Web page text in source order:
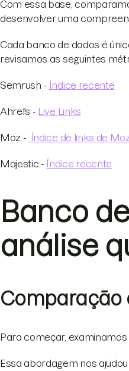
Com essa base,
desenvolver uma
Cada banco de dados é
revisamos as seguintes
Semrush - Índice recente
Ahrefs - Live Links
Moz - Índice de links de
Majestic - Índice recente
Banco
análise
Comparação
Para começar,
Essa abordagem nos